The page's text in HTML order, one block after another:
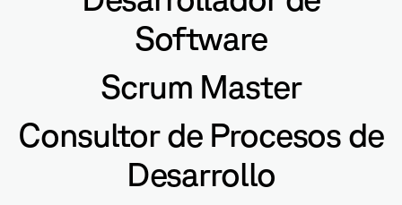
Software
Scrum Master
Consultor de Procesos de
Desarrollo